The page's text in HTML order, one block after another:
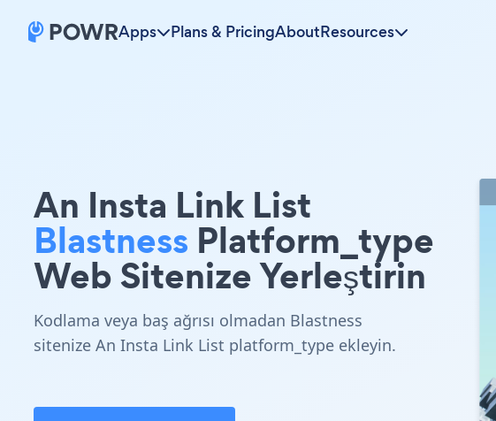
Apps Plans & PricingAboutResources
An Insta Link List
Blastness Platform_type
Web Sitenize Yerleştirin
Kodlama veya baş ağrısı olmadan Blastness
sitenize An Insta Link List platform_type ekleyin.